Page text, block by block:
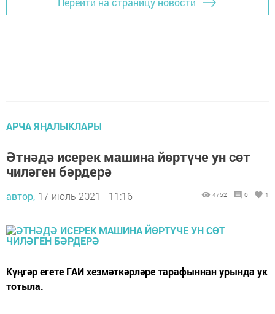
АРЧА ЯҢАЛЫКЛАРЫ
Әтнәдә исерек машина йөртүче ун сөт
чиләген бәрдерә
автор, 17 июль 2021 - 11:16 4752 0 1
Күңгәр егете ГАИ хезмәткәрләре тарафыннан урында ук
тотыла.